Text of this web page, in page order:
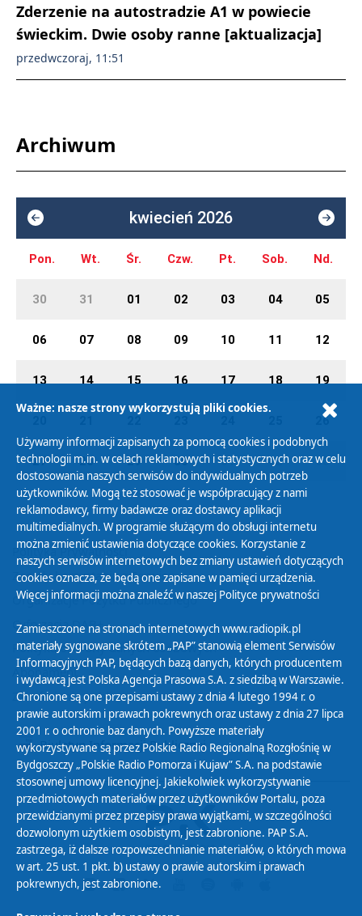
Zderzenie na autostradzie A1 w powiecie
świeckim. Dwie osoby ranne [aktualizacja]
przedwczoraj, 11:51
Archiwum
kwiecień 2026
Pon. Wt. Śr. Czw. Pt. Sob. Nd.
30 31 01 02 03 04 05
06 07 08 09 10 11 12
13 14 15 16 17 18 19
26
27 28 29 30 01 02 03
Polityka Prywatności
Zasady korzystania z Serwisu
Organizacje Pożytku Publicznego
Cyfryzacja DAB+
Polityka ochrony danych osobowych
Abonament
Zamówienia publiczne
Biuletyn Informacji Publicznej
Ważne: nasze strony wykorzystują pliki cookies.
Używamy informacji zapisanych za pomocą cookies i podobnych
technologii m.in. w celach reklamowych i statystycznych oraz w celu
dostosowania naszych serwisów do indywidualnych potrzeb
użytkowników. Mogą też stosować je współpracujący z nami
reklamodawcy, firmy badawcze oraz dostawcy aplikacji
multimedialnych. W programie służącym do obsługi internetu
można zmienić ustawienia dotyczące cookies. Korzystanie z
naszych serwisów internetowych bez zmiany ustawień dotyczących
cookies oznacza, że będą one zapisane w pamięci urządzenia.
Więcej informacji można znaleźć w naszej Polityce prywatności
Zamieszczone na stronach internetowych www.radiopik.pl
materiały sygnowane skrótem „PAP” stanowią element Serwisów
Informacyjnych PAP, będących bazą danych, których producentem
i wydawcą jest Polska Agencja Prasowa S.A. z siedzibą w Warszawie.
Chronione są one przepisami ustawy z dnia 4 lutego 1994 r. o
prawie autorskim i prawach pokrewnych oraz ustawy z dnia 27 lipca
2001 r. o ochronie baz danych. Powyższe materiały
wykorzystywane są przez Polskie Radio Regionalną Rozgłośnię w
Bydgoszczy „Polskie Radio Pomorza i Kujaw” S.A. na podstawie
stosownej umowy licencyjnej. Jakiekolwiek wykorzystywanie
przedmiotowych materiałów przez użytkowników Portalu, poza
przewidzianymi przez przepisy prawa wyjątkami, w szczególności
dozwolonym użytkiem osobistym, jest zabronione. PAP S.A.
zastrzega, iż dalsze rozpowszechnianie materiałów, o których mowa
w art. 25 ust. 1 pkt. b) ustawy o prawie autorskim i prawach
pokrewnych, jest zabronione.